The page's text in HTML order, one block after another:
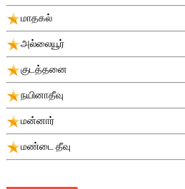
மாதகல்
அல்லையூர்
குடத்தனை
நயினாதீவு
மன்னார்
மண்டை தீவு